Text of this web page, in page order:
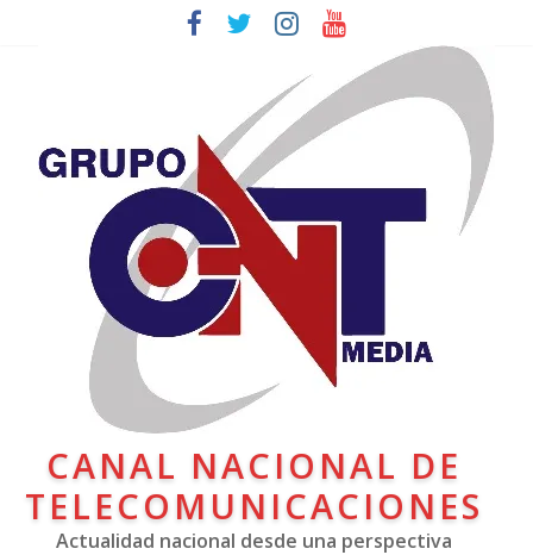
CANAL NACIONAL DE
TELECOMUNICACIONES
Actualidad nacional desde una perspectiva